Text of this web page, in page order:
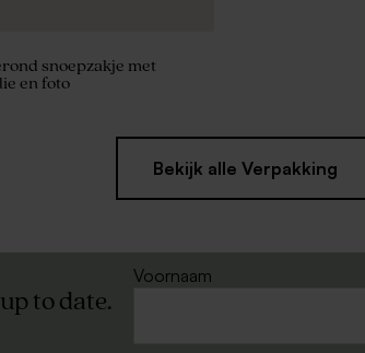
snoepzakje met
en foto
Bekijk alle Verpakking
to date.
Voornaam